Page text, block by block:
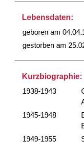
Lebensdaten:
geboren am
gestorben am
Kurzbiographie:
1938-1943
1945-1948
1949-1955